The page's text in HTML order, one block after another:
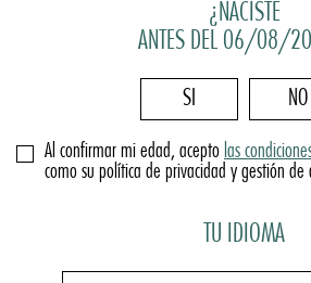
¿NACISTE
ANTES DEL 06/08/
SI NO
Al confirmar mi edad, acepto las
como su política de privacidad y gestión de
TU IDIOMA